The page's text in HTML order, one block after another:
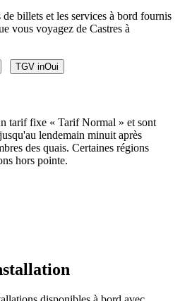
billets et les services à bord fournis
vous voyagez de Castres à
TGV inOui
tarif fixe « Tarif Normal » et sont
lendemain minuit après
des quais. Certaines régions
hors pointe.